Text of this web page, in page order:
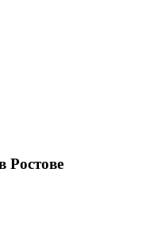
Ростове